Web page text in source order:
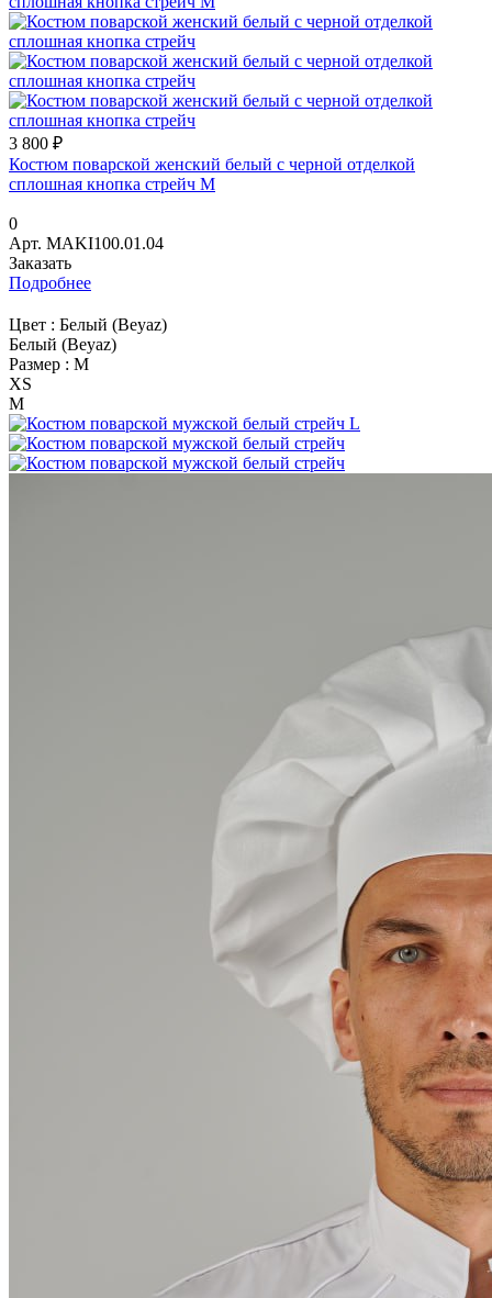
3 800 ₽
Костюм поварской женский белый с черной отделкой
сплошная кнопка стрейч M
0
Арт. МАKI100.01.04
Заказать
Подробнее
Цвет : Белый (Beyaz)
Белый (Beyaz)
Размер : M
XS
M